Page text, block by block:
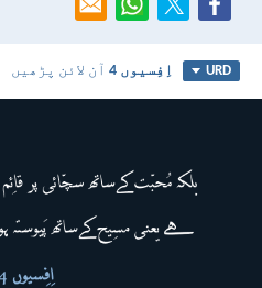
URD اِفِسیوں 4 آن لائن پڑھیں